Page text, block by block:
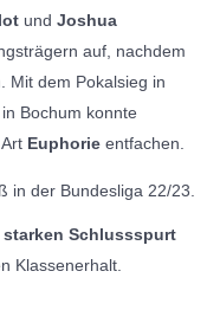
und Joshua
auf, nachdem
Mit dem Pokalsieg in
Bochum konnte
Euphorie entfachen.
starken Schlussspurt
Klassenerhalt.